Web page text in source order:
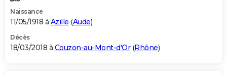
Naissance
11/05/1918 à Azille (Aude)
Décès
18/03/2018 à Couzon-au-Mont-d'Or(Rhône)